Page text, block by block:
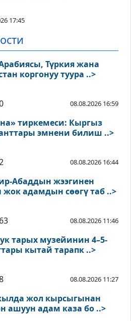
17:45
Түркия жана
коргонуу туура ..>
08.08.2026 16:59
тиркемеси: Кыргыз
эмнени билиш ..>
08.08.2026 16:44
Абаддын жээгинен
адамдын сөөгү таб ..>
08.08.2026 11:46
тарых музейинин 4–5-
кытай тарапк ..>
08.08.2026 11:27
жол кырсыгынан
ашуун адам каза бо ..>